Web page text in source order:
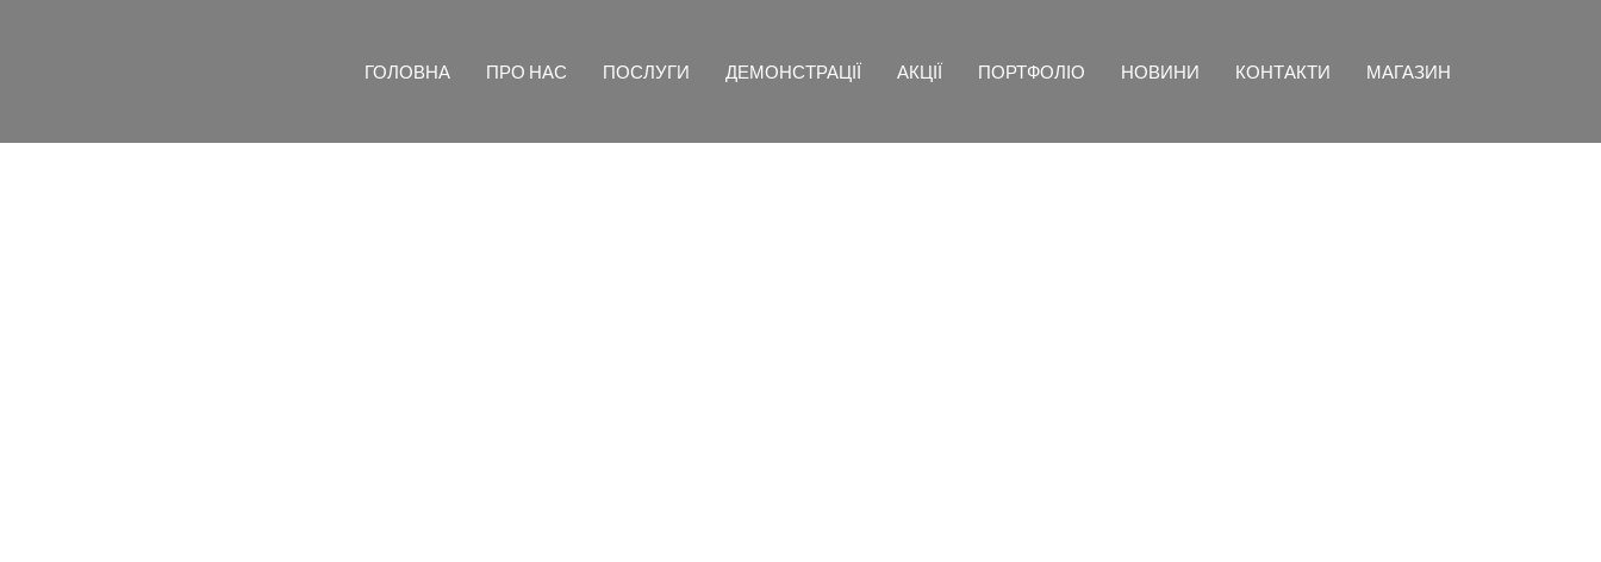
ГОЛОВНА ПРО НАС ПОСЛУГИ ДЕМОНСТРАЦІЇ АКЦІЇ ПОРТФОЛІО НОВИНИ КОНТАКТИ МАГАЗИН